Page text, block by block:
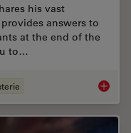
his vast
answers to
at the end of the
to…
From